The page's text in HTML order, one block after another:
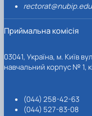
Приймальна комісія
03041, Україна, м. Київ
навчальний корпус № 1,
(044) 258-42-63
(044) 527-83-08